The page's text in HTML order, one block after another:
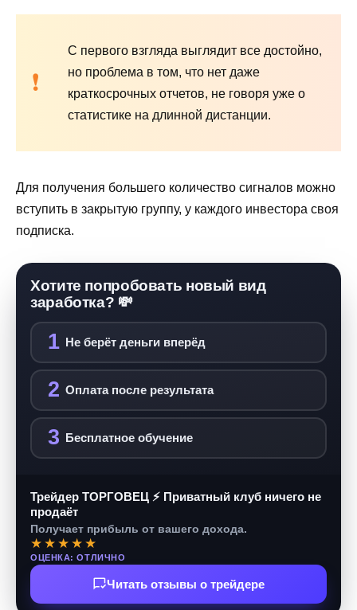
С первого взгляда выглядит все достойно,
но проблема в том, что нет даже
краткосрочных отчетов, не говоря уже о
статистике на длинной дистанции.
Для получения большего количество сигналов можно
вступить в закрытую группу, у каждого инвестора своя
подписка.
Хотите попробовать новый вид
заработка? 💸
1 Не берёт деньги вперёд
2 Оплата после результата
3 Бесплатное обучение
Трейдер ТОРГОВЕЦ ⚡ Приватный клуб ничего не
продаёт
Получает прибыль от вашего дохода.
★★★★★
ОЦЕНКА: ОТЛИЧНО
Читать отзывы о трейдере